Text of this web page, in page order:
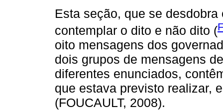
Esta seção, que se
contemplar o dito e não dito (
oito mensagens dos
dois grupos de mensagens
diferentes enunciados,
que estava previsto realizar,
(FOUCAULT, 2008).